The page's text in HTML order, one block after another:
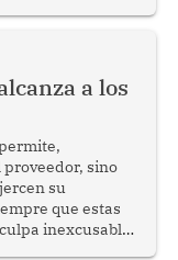
cohesión
a los
sino
su
que estas
inexcusable